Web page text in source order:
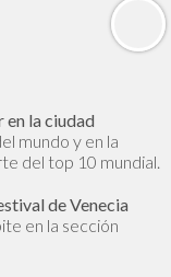
la ciudad
mundo y en la
del top 10 mundial.
de Venecia
en la sección